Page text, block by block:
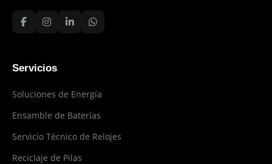
Servicios
Soluciones de Energía
Ensamble de Baterías
Servicio Técnico de Relojes
Reciclaje de Pilas